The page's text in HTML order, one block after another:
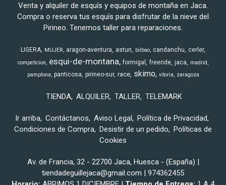
Venta y alquiler de esquís y equipos de montaña en Jaca.
Compra o reserva tus esquís para disfrutar de la nieve del
Pirineo. Tenemos taller para reparaciones.
LIGERA MUJER aragon-aventura astun bilbao candanchu cerler
competicion esqui-de-montana formigal freeride jaca
madrid
pamplona panticosa pirineo-sur race skimo vitoria zaragoza
TIENDA ALQUILER TALLER TELEMARK
Ir arriba Contáctanos Aviso Legal
Política de Privacidad
Condiciones de Compra Desistir de un pedido
Políticas de
Cookies
Av. de Francia, 32 - 22700 Jaca, Huesca - (España) |
tiendadeguillejaca@gmail.com | 974362455